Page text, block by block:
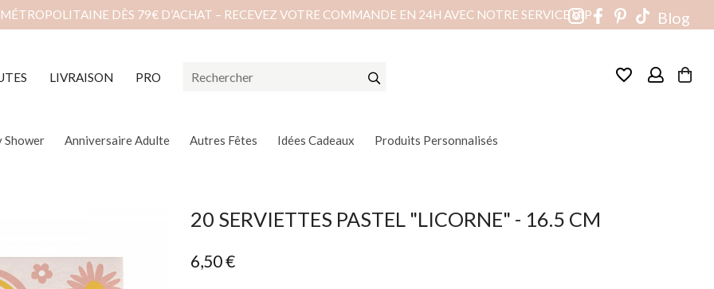
Blog
DÈS 79€ D’ACHAT – RECEVEZ VOTRE COMMANDE EN 24H AVEC NOTRE SERVICE VIP
LIVRAISON PRO favorite_border
Shower Anniversaire Adulte Autres Fêtes Idées Cadeaux Produits Personnalisés
20 SERVIETTES PASTEL "LICORNE" - 16.5 CM
6,50 €